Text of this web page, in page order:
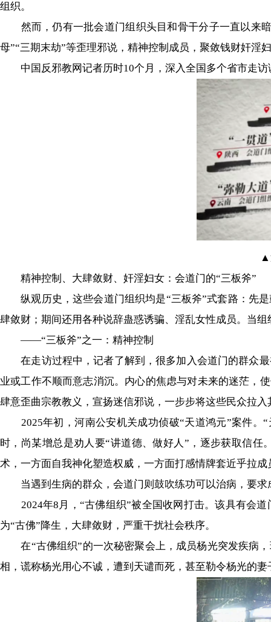
组织。
然而，仍有一批会道门组织头目和骨干分子一直以来暗
母”“三期末劫”等歪理邪说，精神控制成员，聚敛钱财奸
中国反邪教网记者历时10个月，深入全国多个省市走访
▲
精神控制、大肆敛财、奸淫妇女：会道门的“三板斧”
纵观历史，这些会道门组织均是“三板斧”式套路：先是
肆敛财；期间还用各种说辞蛊惑诱骗、淫乱女性成员。当
——“三板斧”之一：精神控制
在走访过程中，记者了解到，很多加入会道门的群众最
业或工作不顺而意志消沉。内心的焦虑与对未来的迷茫，
肆意歪曲宗教教义，宣扬迷信邪说，一步步将这些民众拉
2025年初，河南公安机关成功侦破“天道鸿元”案件。“
时，尚某增总是劝人要“讲道德、做好人”，逐步获取信
术，一方面自我神化塑造权威，一方面打感情牌套近乎拉成
当遇到生病的群众，会道门则鼓吹练功可以治病，要求
2024年8月，“古佛组织”被全国收网打击。该具有会道
为“古佛”降生，大肆敛财，严重干扰社会秩序。
在“古佛组织”的一次秘密聚会上，成员杨光突发疾病，
相，谎称杨光用心不诚，遭到天谴而死，甚至勒令杨光的